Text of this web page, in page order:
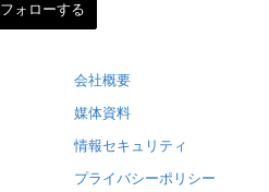
フォローする
会社概要
媒体資料
情報セキュリティ
プライバシーポリシー